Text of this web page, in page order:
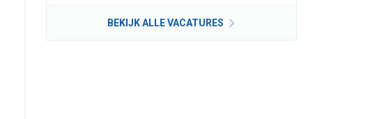
BEKIJK ALLE VACATURES